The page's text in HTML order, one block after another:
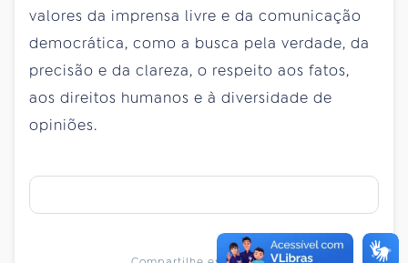
valores da imprensa livre e da comunicação
democrática, como a busca pela verdade, da
precisão e da clareza, o respeito aos fatos,
aos direitos humanos e à diversidade de
opiniões.